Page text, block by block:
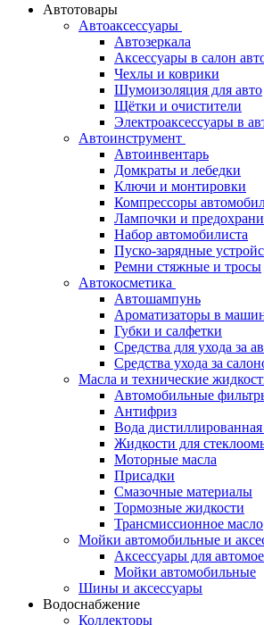
Автотовары
Автоаксессуары
Автозеркала
Аксессуары в салон
Чехлы и коврики
Шумоизоляция для авто
Щётки и очистители
Электроаксессуары в
Автоинструмент
Автоинвентарь
Домкраты и лебедки
Ключи и монтировки
Компрессоры
Лампочки и
Набор автомобилиста
Пуско-зарядные
Ремни стяжные и тросы
Автокосметика
Автошампунь
Ароматизаторы в
Губки и салфетки
Средства для ухода за
Средства ухода за
Масла и технические
Автомобильные
Антифриз
Вода
Жидкости для
Моторные масла
Присадки
Смазочные материалы
Тормозные жидкости
Трансмиссионное масло
Мойки автомобильные и
Аксессуары для
Мойки автомобильные
Шины и аксессуары
Водоснабжение
Коллекторы